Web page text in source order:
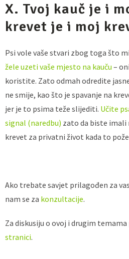
X. Tvoj kauč je i
krevet je i moj
Psi vole vaše stvari zbog toga što
žele uzeti vaše mjesto na kauču –
koristite. Zato odmah odredite
ne smije, kao što je spavanje na
jer je to psima teže slijediti. Učite
signal (naredbu) zato da biste
krevet za privatni život kada to
Ako trebate savjet prilagođen za
nam se za konzultacije.
Za diskusiju o ovoj i drugim
stranici.